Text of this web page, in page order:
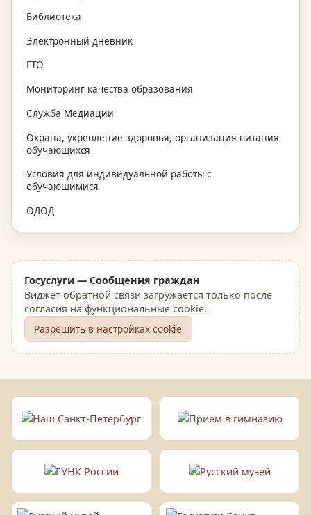
Библиотека
Электронный дневник
ГТО
Мониторинг качества образования
Служба Медиации
Охрана, укрепление здоровья, организация питания
обучающихся
Условия для индивидуальной работы с
обучающимися
ОДОД
Госуслуги — Сообщения граждан
Виджет обратной связи загружается только после
согласия на функциональные cookie.
Разрешить в настройках cookie